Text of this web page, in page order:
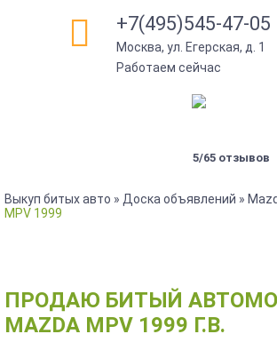
+7(495)545-47-05
Москва, ул. Егерская, д. 1
Работаем сейчас
5/65 отзывов
Выкуп битых авто » Доска объявлений »
MPV 1999
ПРОДАЮ БИТЫЙ
MAZDA MPV 1999 Г.В.